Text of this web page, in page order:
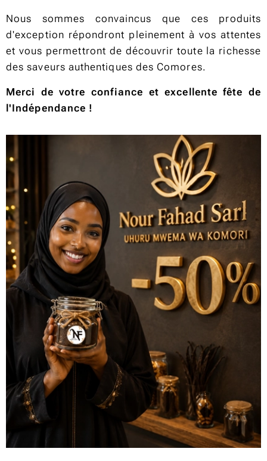
Nous sommes convaincus que ces produits
d'exception répondront pleinement à vos attentes
et vous permettront de découvrir toute la richesse
des saveurs authentiques des Comores.
Merci de votre confiance et excellente fête de
l'Indépendance !